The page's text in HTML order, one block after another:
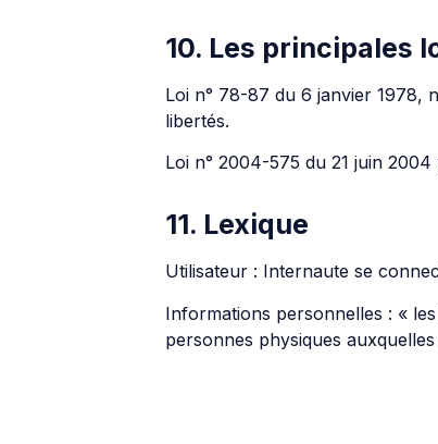
10. Les principales
Loi n° 78-87 du 6 janvier 1978,
libertés.
Loi n° 2004-575 du 21 juin
11. Lexique
Utilisateur : Internaute se
Informations personnelles : «
personnes physiques